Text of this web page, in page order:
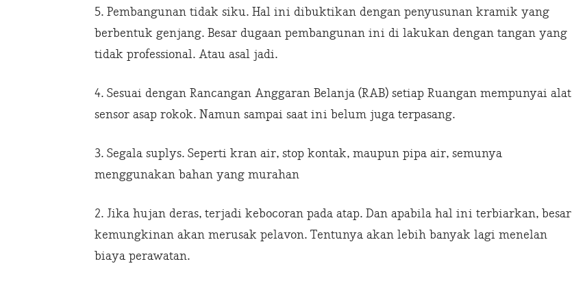
5. Pembangunan tidak siku. Hal ini dibuktikan dengan penyusunan kramik yang
berbentuk genjang. Besar dugaan pembangunan ini di lakukan dengan tangan yang
tidak professional. Atau asal jadi.
4. Sesuai dengan Rancangan Anggaran Belanja (RAB) setiap Ruangan mempunyai alat
sensor asap rokok. Namun sampai saat ini belum juga terpasang.
3. Segala suplys. Seperti kran air, stop kontak, maupun pipa air, semunya
menggunakan bahan yang murahan
2. Jika hujan deras, terjadi kebocoran pada atap. Dan apabila hal ini terbiarkan, besar
kemungkinan akan merusak pelavon. Tentunya akan lebih banyak lagi menelan
biaya perawatan.